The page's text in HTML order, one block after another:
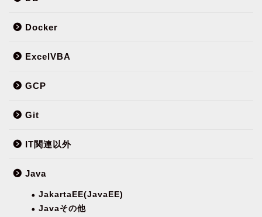
Docker
ExcelVBA
GCP
Git
IT関連以外
Java
JakartaEE(JavaEE)
Javaその他